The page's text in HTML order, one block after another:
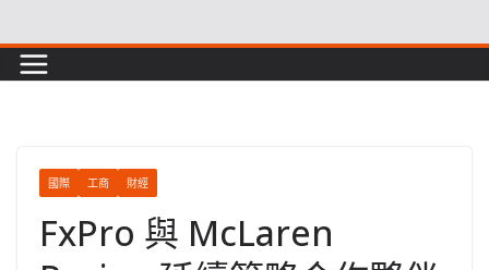
to
content
國際 工商 財經
FxPro 與 McLaren